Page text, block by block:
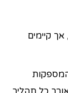
קיימים